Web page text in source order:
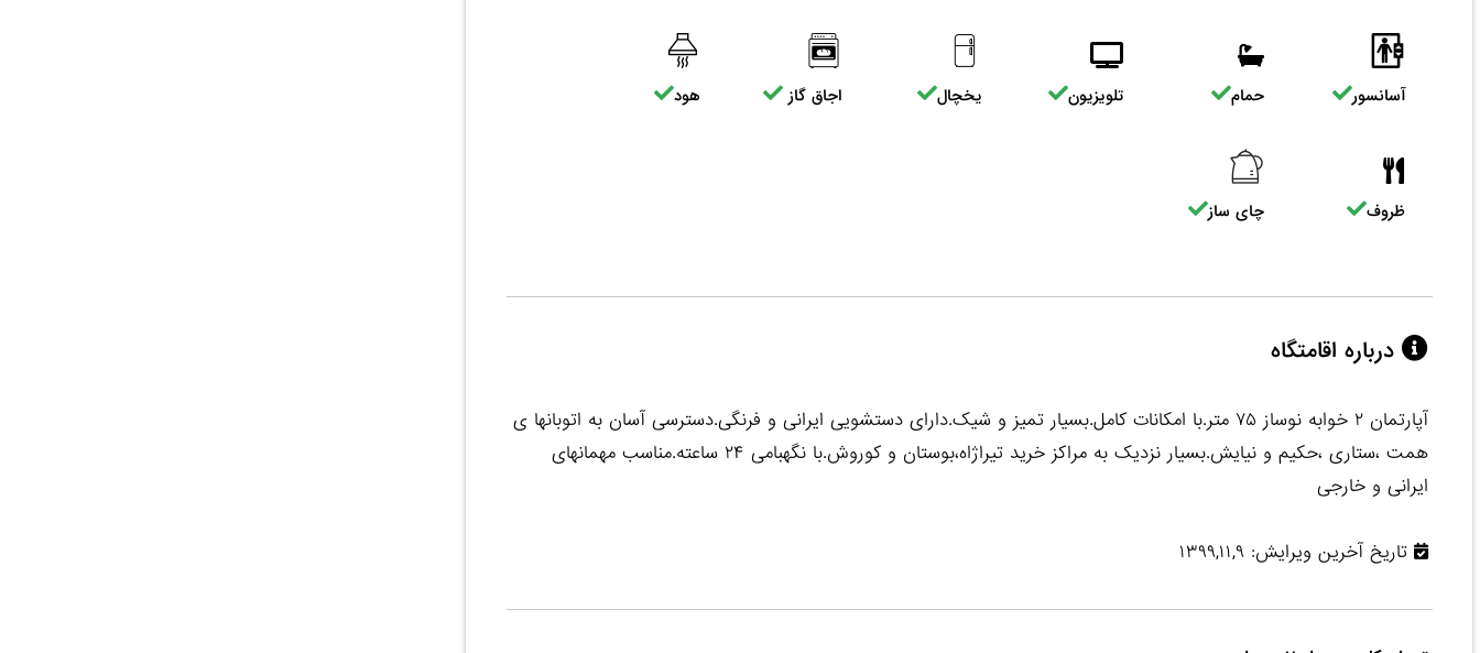
آسانسور حمام تلویزیون یخچال اجاق گاز هود
ظروف چای ساز
درباره اقامتگاه
آپارتمان ۲ خوابه نوساز ۷۵ متر.با امکانات کامل.بسیار تمیز و شیک.دارای دستشویی ایرانی و فرنگی.دسترسی آسان به اتوبانها ی
همت ،ستاری ،حکیم و نیایش.بسیار نزدیک به مراکز خرید تیراژاه،بوستان و کوروش.با نگهبامی ۲۴ ساعته.مناسب مهمانهای
ایرانی و خارجی
تاریخ آخرین ویرایش: ۱۳۹۹,۱۱,۹